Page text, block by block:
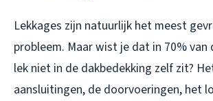
Lekkages zijn natuurlijk het meest
probleem. Maar wist je dat in 70% van
lek niet in de dakbedekking zelf zit?
aansluitingen, de doorvoeringen, het